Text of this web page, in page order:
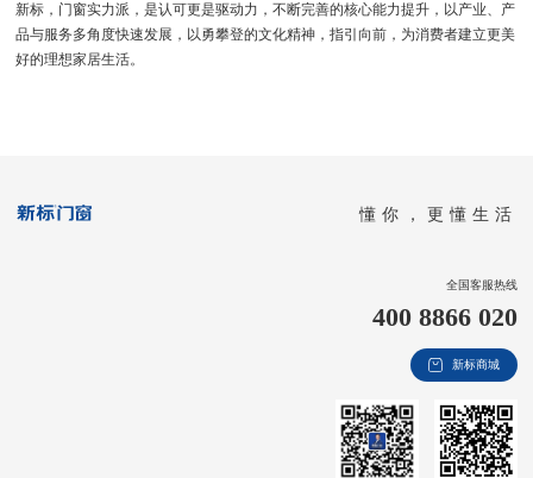
新标，门窗实力派，是认可更是驱动力，不断完善的核心能力提升，以产业、产
品与服务多角度快速发展，以勇攀登的文化精神，指引向前，为消费者建立更美
好的理想家居生活。
懂你，更懂生活
全国客服热线
400 8866 020
新标商城